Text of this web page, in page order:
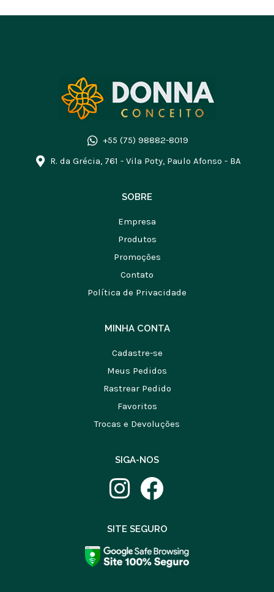
+55 (75) 98882-8019
R. da Grécia, 761 - Vila Poty, Paulo Afonso - BA
SOBRE
Empresa
Produtos
Promoções
Contato
Política de Privacidade
MINHA CONTA
Cadastre-se
Meus Pedidos
Rastrear Pedido
Favoritos
Trocas e Devoluções
SIGA-NOS
SITE SEGURO